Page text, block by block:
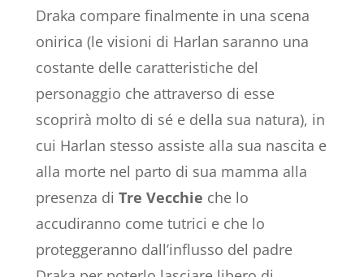
Draka compare finalmente in una scena
onirica (le visioni di Harlan saranno una
costante delle caratteristiche del
personaggio che attraverso di esse
scoprirà molto di sé e della sua natura), in
cui Harlan stesso assiste alla sua nascita e
alla morte nel parto di sua mamma alla
presenza di Tre Vecchie che lo
accudiranno come tutrici e che lo
proteggeranno dall’influsso del padre